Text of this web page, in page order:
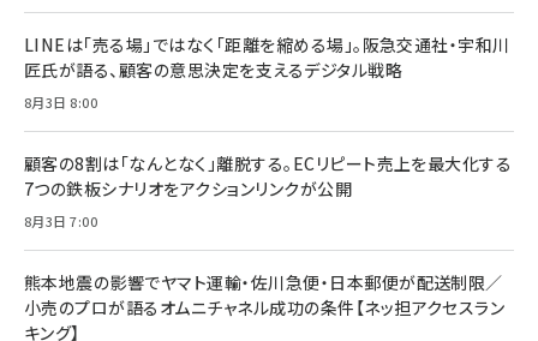
￥2,200
組織の成果を最大化する ルールのデザイン
￥1,980
Amazonランキングをもっと見る
LINEは「売る場」ではなく「距離を縮める場」。阪急交通社・宇和川
匠氏が語る、顧客の意思決定を支えるデジタル戦略
8月3日 8:00
顧客の8割は「なんとなく」離脱する。ECリピート売上を最大化する
7つの鉄板シナリオをアクションリンクが公開
8月3日 7:00
熊本地震の影響でヤマト運輸・佐川急便・日本郵便が配送制限／
小売のプロが語るオムニチャネル成功の条件【ネッ担アクセスラン
キング】